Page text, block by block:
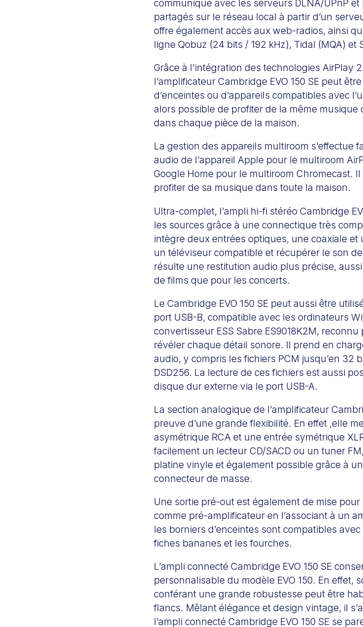
communique avec les serveurs DLNA/UPnP
partagés sur le réseau local à partir d’un
offre également accès aux web-radios, ainsi
ligne Qobuz (24 bits / 192 kHz), Tidal (MQA) et
Grâce à l’intégration des technologies AirPlay
l’amplificateur Cambridge EVO 150 SE peut
d’enceintes ou d’appareils compatibles avec
alors possible de profiter de la même musique
dans chaque pièce de la maison.
La gestion des appareils multiroom s’effectue
audio de l’appareil Apple pour le multiroom
Google Home pour le multiroom Chromecast.
profiter de sa musique dans toute la maison.
Ultra-complet, l’ampli hi-fi stéréo Cambridge
les sources grâce à une connectique très
intègre deux entrées optiques, une coaxiale et
un téléviseur compatible et récupérer le son
résulte une restitution audio plus précise,
de films que pour les concerts.
Le Cambridge EVO 150 SE peut aussi être
port USB-B, compatible avec les ordinateurs
convertisseur ESS Sabre ES9018K2M,
révéler chaque détail sonore. Il prend en
audio, y compris les fichiers PCM jusqu’en 32
DSD256. La lecture de ces fichiers est aussi
disque dur externe via le port USB-A.
La section analogique de l’amplificateur
preuve d’une grande flexibilité. En effet ,elle
asymétrique RCA et une entrée symétrique
facilement un lecteur CD/SACD ou un tuner
platine vinyle et également possible grâce à
connecteur de masse.
Une sortie pré-out est également de mise pour
comme pré-amplificateur en l’associant à un
les borniers d’enceintes sont compatibles
fiches bananes et les fourches.
L’ampli connecté Cambridge EVO 150 SE
personnalisable du modèle EVO 150. En effet,
conférant une grande robustesse peut être
flancs. Mêlant élégance et design vintage, il
l’ampli connecté Cambridge EVO 150 SE se